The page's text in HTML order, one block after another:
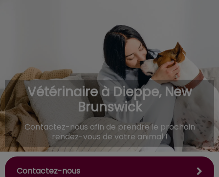
IvcPractices.HeaderNav.Search.Label
Vétérinaire à Dieppe, New
Brunswick
Contactez-nous afin de prendre le prochain
rendez-vous de votre animal !
Contactez-nous